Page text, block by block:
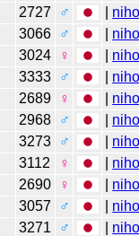
2727 ♂
3066 ♂
3024 ♀
3333 ♂
2689 ♀
2968 ♂
3273 ♂
3112 ♀
2690 ♀
3057 ♂
3271 ♂